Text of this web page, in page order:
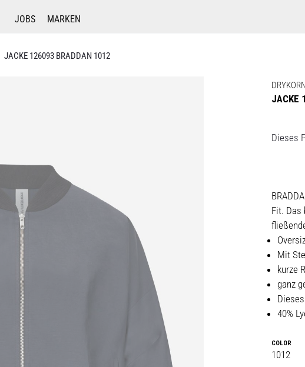
JOBS MARKEN
JACKE 126093 BRADDAN 1012
DRYKORN
JACKE
Dieses
Fit. Das
Mit
kurze
ganz
40%
COLOR
1012